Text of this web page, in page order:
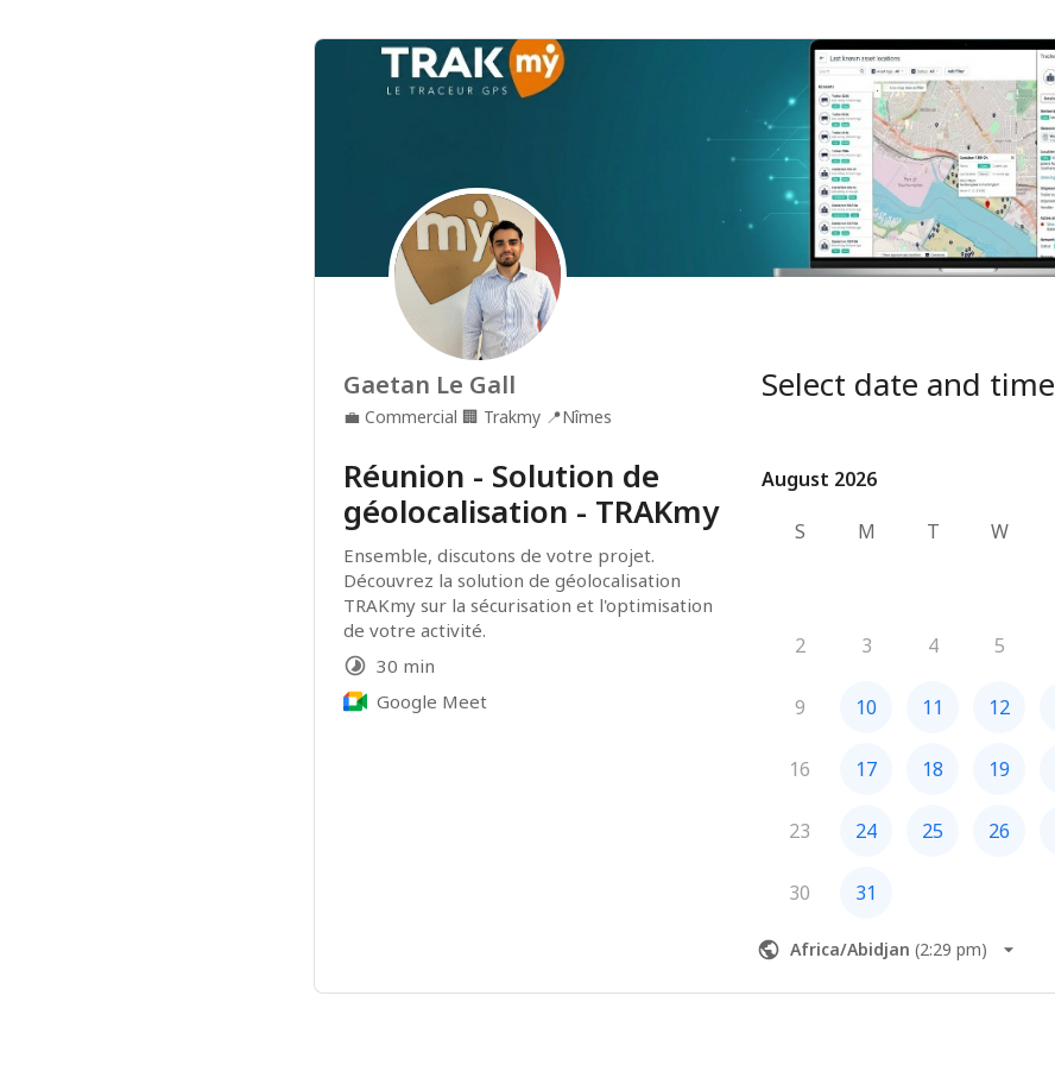
Gaetan Le Gall
💼 Commercial 🏢 Trakmy 📍Nîmes
Réunion - Solution de
géolocalisation - TRAKmy
Ensemble, discutons de votre projet.
Découvrez la solution de géolocalisation
TRAKmy sur la sécurisation et l'optimisation
de votre activité.
30 min
Google Meet
Select date and time
August 2026
August 2026
S
M T W
2 3 4 5
9 10 11 12
16 17 18 19
23 24 25 26
30 31
Africa/Abidjan (2:29 pm)